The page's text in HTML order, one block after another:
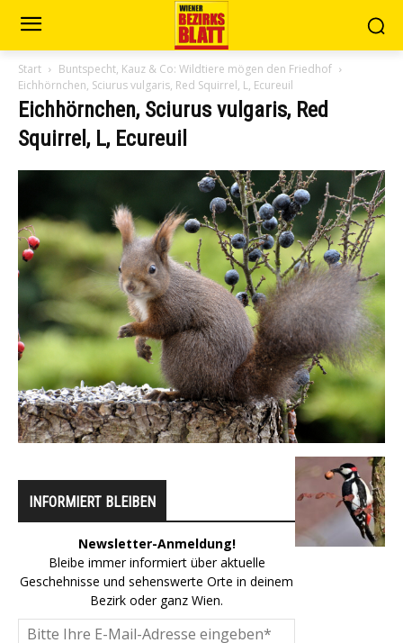
Start
Buntspecht, Kauz & Co: Wildtiere mögen den Friedhof
Eichhörnchen, Sciurus vulgaris, Red Squirrel, L, Ecureuil
Eichhörnchen, Sciurus vulgaris, Red
Squirrel, L, Ecureuil
INFORMIERT BLEIBEN
Newsletter-Anmeldung!
Bleibe immer informiert über aktuelle
Geschehnisse und sehenswerte Orte in deinem
Bezirk oder ganz Wien.